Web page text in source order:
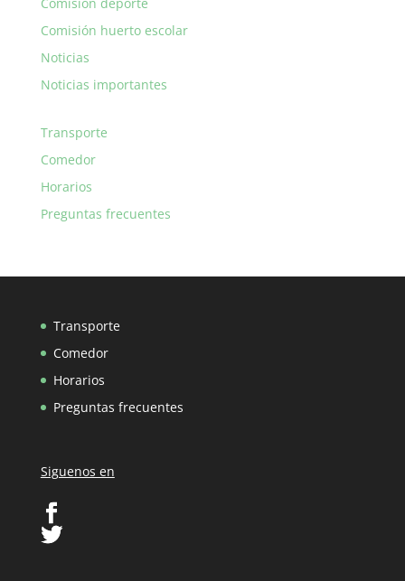
Comisión huerto escolar
Noticias
Noticias importantes
Transporte
Comedor
Horarios
Preguntas frecuentes
Transporte
Comedor
Horarios
Preguntas frecuentes
Siguenos en